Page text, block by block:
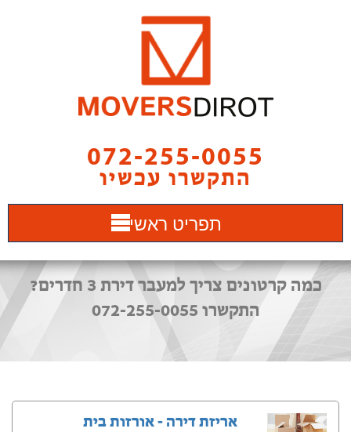
072-255-0055
התקשרו עכשיו
תפריט ראשי
כמה קרטונים צריך למעבר דירת 3 חדרים?
התקשרו 072-255-0055
אריזת דירה - אורזות בית